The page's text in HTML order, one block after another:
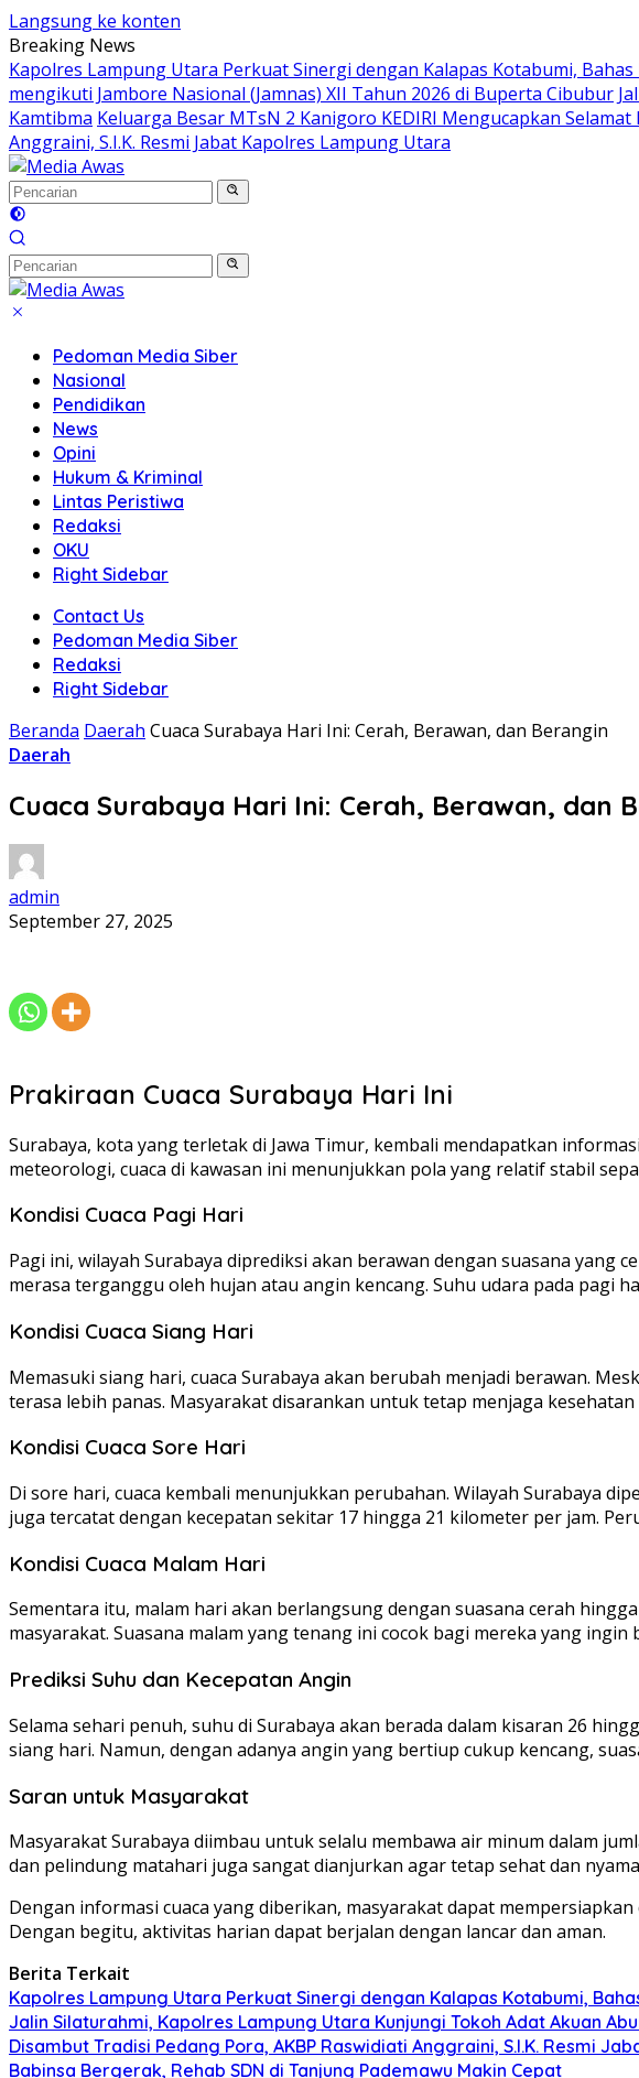
Langsung ke konten
Breaking News
Kapolres Lampung Utara Perkuat Sinergi dengan Kalapas Kotabumi,
mengikuti Jambore Nasional (Jamnas) XII Tahun 2026 di Buperta Cibubur
Kamtibma Keluarga Besar MTsN 2 Kanigoro KEDIRI Mengucapkan
Anggraini, S.I.K. Resmi Jabat Kapolres Lampung Utara
Pedoman Media Siber
Nasional
Pendidikan
News
Opini
Hukum & Kriminal
Lintas Peristiwa
Redaksi
OKU
Right Sidebar
Contact Us
Pedoman Media Siber
Redaksi
Right Sidebar
Beranda Daerah Cuaca Surabaya Hari Ini: Cerah, Berawan, dan Berangin
Daerah
Cuaca Surabaya Hari Ini: Cerah, Berawan, dan
admin
September 27, 2025
Prakiraan Cuaca Surabaya Hari Ini
Surabaya, kota yang terletak di Jawa Timur, kembali mendapatkan
meteorologi, cuaca di kawasan ini menunjukkan pola yang relatif stabil
Kondisi Cuaca Pagi Hari
Pagi ini, wilayah Surabaya diprediksi akan berawan dengan suasana
merasa terganggu oleh hujan atau angin kencang. Suhu udara pada pagi
Kondisi Cuaca Siang Hari
Memasuki siang hari, cuaca Surabaya akan berubah menjadi berawan.
terasa lebih panas. Masyarakat disarankan untuk tetap menjaga
Kondisi Cuaca Sore Hari
Di sore hari, cuaca kembali menunjukkan perubahan. Wilayah Surabaya
juga tercatat dengan kecepatan sekitar 17 hingga 21 kilometer per jam.
Kondisi Cuaca Malam Hari
Sementara itu, malam hari akan berlangsung dengan suasana cerah
masyarakat. Suasana malam yang tenang ini cocok bagi mereka yang
Prediksi Suhu dan Kecepatan Angin
Selama sehari penuh, suhu di Surabaya akan berada dalam kisaran 26
siang hari. Namun, dengan adanya angin yang bertiup cukup kencang,
Saran untuk Masyarakat
Masyarakat Surabaya diimbau untuk selalu membawa air minum dalam
dan pelindung matahari juga sangat dianjurkan agar tetap sehat dan
Dengan informasi cuaca yang diberikan, masyarakat dapat
Dengan begitu, aktivitas harian dapat berjalan dengan lancar dan aman.
Berita Terkait
Kapolres Lampung Utara Perkuat Sinergi dengan Kalapas Kotabumi,
Jalin Silaturahmi, Kapolres Lampung Utara Kunjungi Tokoh Adat Akuan
Disambut Tradisi Pedang Pora, AKBP Raswidiati Anggraini, S.I.K. Resmi
Babinsa Bergerak, Rehab SDN di Tanjung Pademawu Makin Cepat